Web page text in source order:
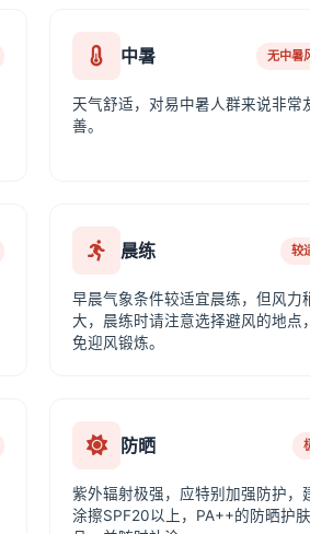
中暑 无中暑
天气舒适，对易中暑人群来说非常
善。
晨练 较
早晨气象条件较适宜晨练，但风力
大，晨练时请注意选择避风的地点
免迎风锻炼。
防晒
紫外辐射极强，应特别加强防护，
涂擦SPF20以上，PA++的防晒护